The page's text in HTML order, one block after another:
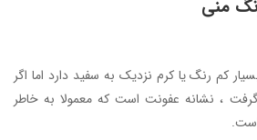
منی
کم رنگ یا کرم نزدیک به سفید دارد اما اگر
، نشانه عفونت است که معمولا به خاطر